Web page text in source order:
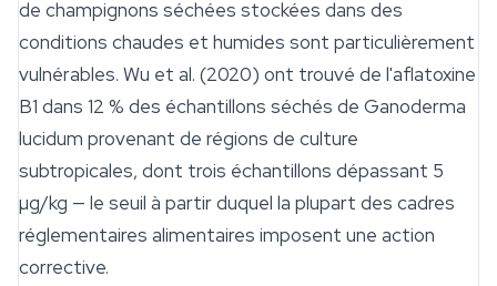
de champignons séchées stockées dans des
conditions chaudes et humides sont particulièrement
vulnérables. Wu et al. (2020) ont trouvé de l'aflatoxine
B1 dans 12 % des échantillons séchés de Ganoderma
lucidum provenant de régions de culture
subtropicales, dont trois échantillons dépassant 5
µg/kg — le seuil à partir duquel la plupart des cadres
réglementaires alimentaires imposent une action
corrective.